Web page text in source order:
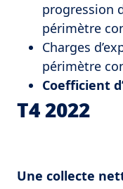
progression
périmètre
Charges
périmètre
Coefficient
T4 2022
Une collecte